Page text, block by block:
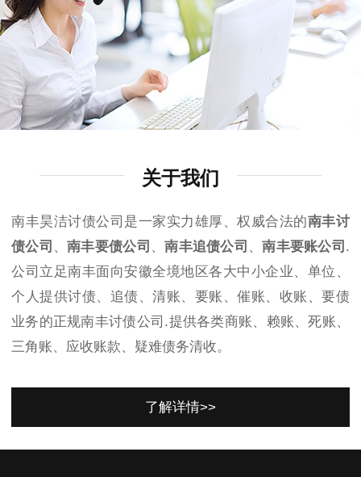
关于我们
南丰昊洁讨债公司是一家实力雄厚、权威合法的南丰讨
债公司 、南丰要债公司 、南丰追债公司 、南丰要账公司 .
公司立足南丰面向安徽全境地区各大中小企业、单位、
个人提供讨债、追债、清账、要账、催账、收账、要债
业务的正规南丰讨债公司.提供各类商账、赖账、死账、
三角账、应收账款、疑难债务清收。
了解详情>>